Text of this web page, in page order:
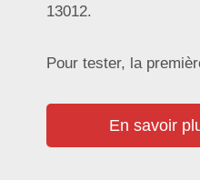
13012.
Pour tester, la
En savoir